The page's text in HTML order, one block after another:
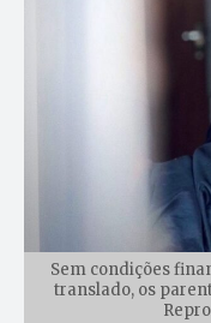
Sem condições
translado, os